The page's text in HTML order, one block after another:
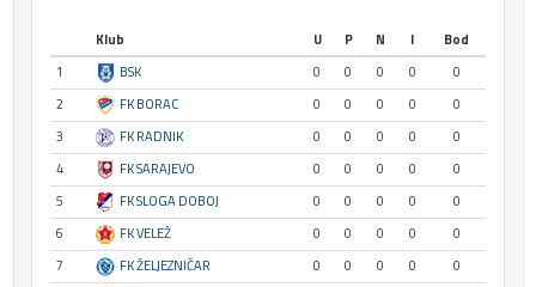
Klub U P N I
Bod
1
BSK 0 0 0 0
0
2
FK BORAC 0 0 0 0
0
3
FK RADNIK 0 0 0 0
0
4
FK SARAJEVO 0 0 0 0
0
5
FK SLOGA DOBOJ 0 0 0 0
0
6
FK VELEŽ 0 0 0 0
0
7
FK ŽELJEZNIČAR 0 0 0 0
0